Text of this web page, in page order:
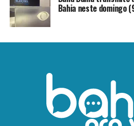
Bahia neste domingo